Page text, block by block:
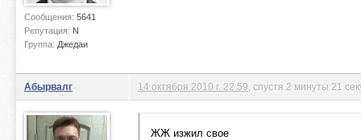
Сообщения: 5641
Репутация: N
Группа: Джедаи
Абырвалг 14 октября 2010 г. 22:59 , спустя 2 минуты 21
ЖЖ изжил свое